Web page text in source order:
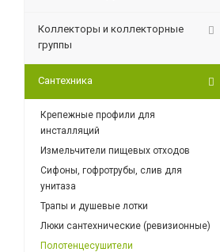
Коллекторы и коллекторные
группы
Сантехника
Крепежные профили для
инсталляций
Измельчители пищевых отходов
Сифоны, гофротрубы, слив для
унитаза
Трапы и душевые лотки
Люки сантехнические (ревизионные)
Полотенцесушители